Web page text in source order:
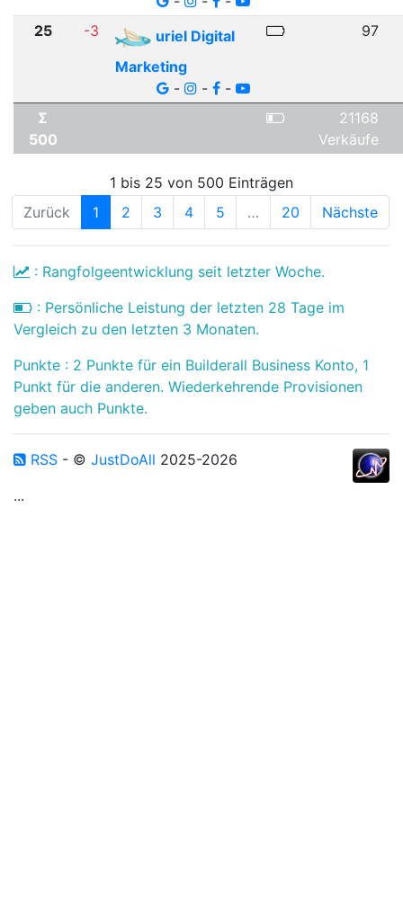
25 -3
uriel Digital
Marketing
-
- -
97
Σ
500
21168
Verkäufe
1 bis 25 von 500 Einträgen
Zurück
1 2 3 4 5 … 20 Nächste
: Rangfolgeentwicklung seit letzter Woche.
: Persönliche Leistung der letzten 28 Tage im
Vergleich zu den letzten 3 Monaten.
Punkte : 2 Punkte für ein Builderall Business Konto, 1
Punkt für die anderen. Wiederkehrende Provisionen
geben auch Punkte.
RSS - © JustDoAll 2025-2026
...